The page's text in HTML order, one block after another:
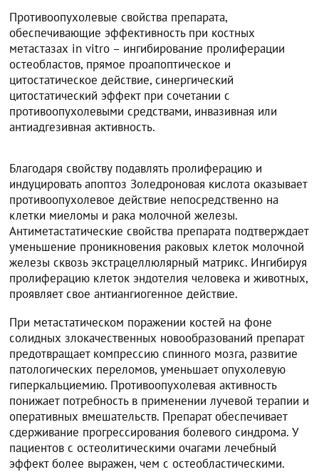
Противоопухолевые свойства препарата,
обеспечивающие эффективность при костных
метастазах in vitro – ингибирование пролиферации
остеобластов, прямое проапоптическое и
цитостатическое действие, синергический
цитостатический эффект при сочетании с
противоопухолевыми средствами, инвазивная или
антиадгезивная активность.
Благодаря свойству подавлять пролиферацию и
индуцировать апоптоз Золедроновая кислота оказывает
противоопухолевое действие непосредственно на
клетки миеломы и рака молочной железы.
Антиметастатические свойства препарата подтверждает
уменьшение проникновения раковых клеток молочной
железы сквозь экстрацеллюлярный матрикс. Ингибируя
пролиферацию клеток эндотелия человека и животных,
проявляет свое антиангиогенное действие.
При метастатическом поражении костей на фоне
солидных злокачественных новообразований препарат
предотвращает компрессию спинного мозга, развитие
патологических переломов, уменьшает опухолевую
гиперкальциемию. Противоопухолевая активность
понижает потребность в применении лучевой терапии и
оперативных вмешательств. Препарат обеспечивает
сдерживание прогрессирования болевого синдрома. У
пациентов с остеолитическими очагами лечебный
эффект более выражен, чем с остеобластическими.